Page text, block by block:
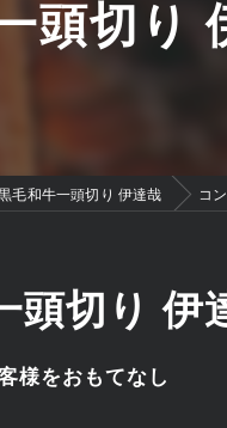
頭切り
毛和牛一頭切り 伊達哉 コ
様をおもてなし
頭切り 伊